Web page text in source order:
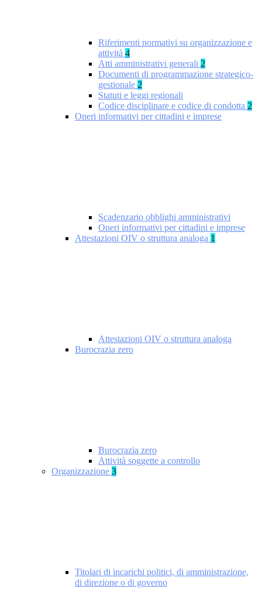
Riferimenti normativi su organizzazione e
attività 4
Atti amministrativi generali 2
Documenti di programmazione strategico-
gestionale 2
Statuti e leggi regionali
Codice disciplinare e codice di condotta 2
Oneri informativi per cittadini e imprese
Scadenzario obblighi amministrativi
Oneri informativi per cittadini e imprese
Attestazioni OIV o struttura analoga 1
Attestazioni OIV o struttura analoga
Burocrazia zero
Burocrazia zero
Attività soggette a controllo
Organizzazione 3
Titolari di incarichi politici, di amministrazione,
di direzione o di governo